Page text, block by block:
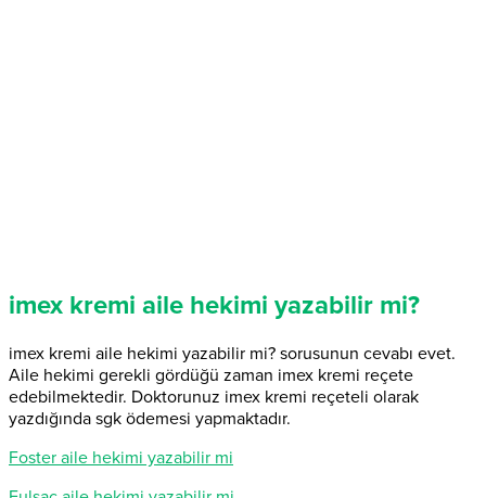
imex kremi aile hekimi yazabilir mi?
imex kremi aile hekimi yazabilir mi? sorusunun cevabı evet.
Aile hekimi gerekli gördüğü zaman imex kremi reçete
edebilmektedir. Doktorunuz imex kremi reçeteli olarak
yazdığında sgk ödemesi yapmaktadır.
Foster aile hekimi yazabilir mi